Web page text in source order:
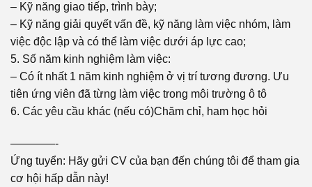
– Kỹ năng giao tiếp, trình bày;
– Kỹ năng giải quyết vấn đề, kỹ năng làm việc nhóm, làm
việc độc lập và có thể làm việc dưới áp lực cao;
5. Số năm kinh nghiệm làm việc:
– Có ít nhất 1 năm kinh nghiệm ở vị trí tương đương. Ưu
tiên ứng viên đã từng làm việc trong môi trường ô tô
6. Các yêu cầu khác (nếu có)Chăm chỉ, ham học hỏi
————-
Ứng tuyển: Hãy gửi CV của bạn đến chúng tôi để tham gia
cơ hội hấp dẫn này!